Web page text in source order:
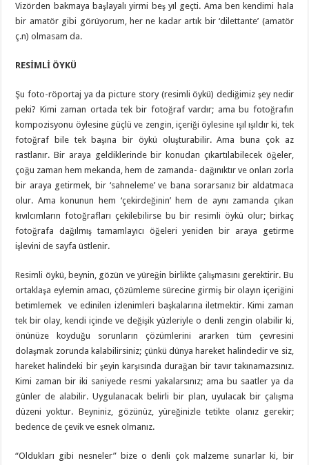
Vizörden bakmaya başlayalı yirmi beş yıl geçti. Ama ben kendimi hala
bir amatör gibi görüyorum, her ne kadar artık bir ‘dilettante’ (amatör
ç.n) olmasam da.
RESİMLİ ÖYKÜ
Şu foto-röportaj ya da picture story (resimli öykü) dediğimiz şey nedir
peki? Kimi zaman ortada tek bir fotoğraf vardır; ama bu fotoğrafın
kompozisyonu öylesine güçlü ve zengin, içeriği öylesine ışıl ışıldır ki, tek
fotoğraf bile tek başına bir öykü oluşturabilir. Ama buna çok az
rastlanır. Bir araya geldiklerinde bir konudan çıkartılabilecek öğeler,
çoğu zaman hem mekanda, hem de zamanda- dağınıktır ve onları zorla
bir araya getirmek, bir ‘sahneleme’ ve bana sorarsanız bir aldatmaca
olur. Ama konunun hem ‘çekirdeğinin’ hem de aynı zamanda çıkan
kıvılcımların fotoğrafları çekilebilirse bu bir resimli öykü olur; birkaç
fotoğrafa dağılmış tamamlayıcı öğeleri yeniden bir araya getirme
işlevini de sayfa üstlenir.
Resimli öykü, beynin, gözün ve yüreğin birlikte çalışmasını gerektirir. Bu
ortaklaşa eylemin amacı, çözümleme sürecine girmiş bir olayın içeriğini
betimlemek ve edinilen izlenimleri başkalarına iletmektir. Kimi zaman
tek bir olay, kendi içinde ve değişik yüzleriyle o denli zengin olabilir ki,
önünüze koyduğu sorunların çözümlerini ararken tüm çevresini
dolaşmak zorunda kalabilirsiniz; çünkü dünya hareket halindedir ve siz,
hareket halindeki bir şeyin karşısında durağan bir tavır takınamazsınız.
Kimi zaman bir iki saniyede resmi yakalarsınız; ama bu saatler ya da
günler de alabilir. Uygulanacak belirli bir plan, uyulacak bir çalışma
düzeni yoktur. Beyniniz, gözünüz, yüreğinizle tetikte olanız gerekir;
bedence de çevik ve esnek olmanız.
“Oldukları gibi nesneler” bize o denli çok malzeme sunarlar ki, bir